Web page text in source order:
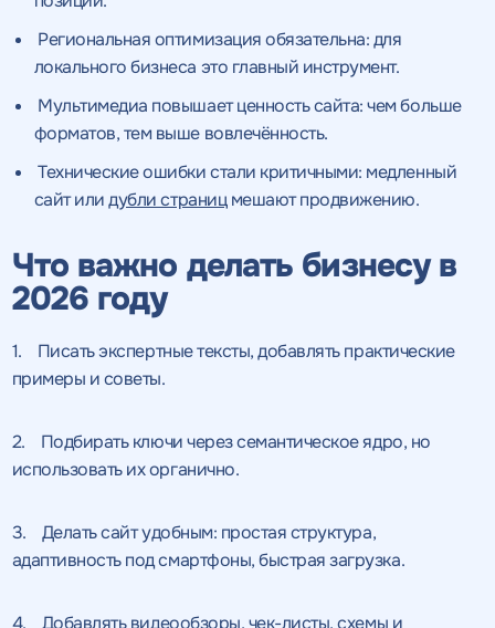
Региональная оптимизация обязательна: для
локального бизнеса это главный инструмент.
Мультимедиа повышает ценность сайта: чем больше
форматов, тем выше вовлечённость.
Технические ошибки стали критичными: медленный
сайт илидубли страницмешают продвижению.
Что важно делать бизнесу в
2026 году
1. Писать экспертные тексты, добавлять практические
примеры и советы.
2. Подбирать ключи через семантическое ядро, но
использовать их органично.
3. Делать сайт удобным: простая структура,
адаптивность под смартфоны, быстрая загрузка.
4. Добавлять видеообзоры, чек-листы, схемы и
Получить
качественный
SEO - аудит
Отклик на вакансию
Воспользоваться